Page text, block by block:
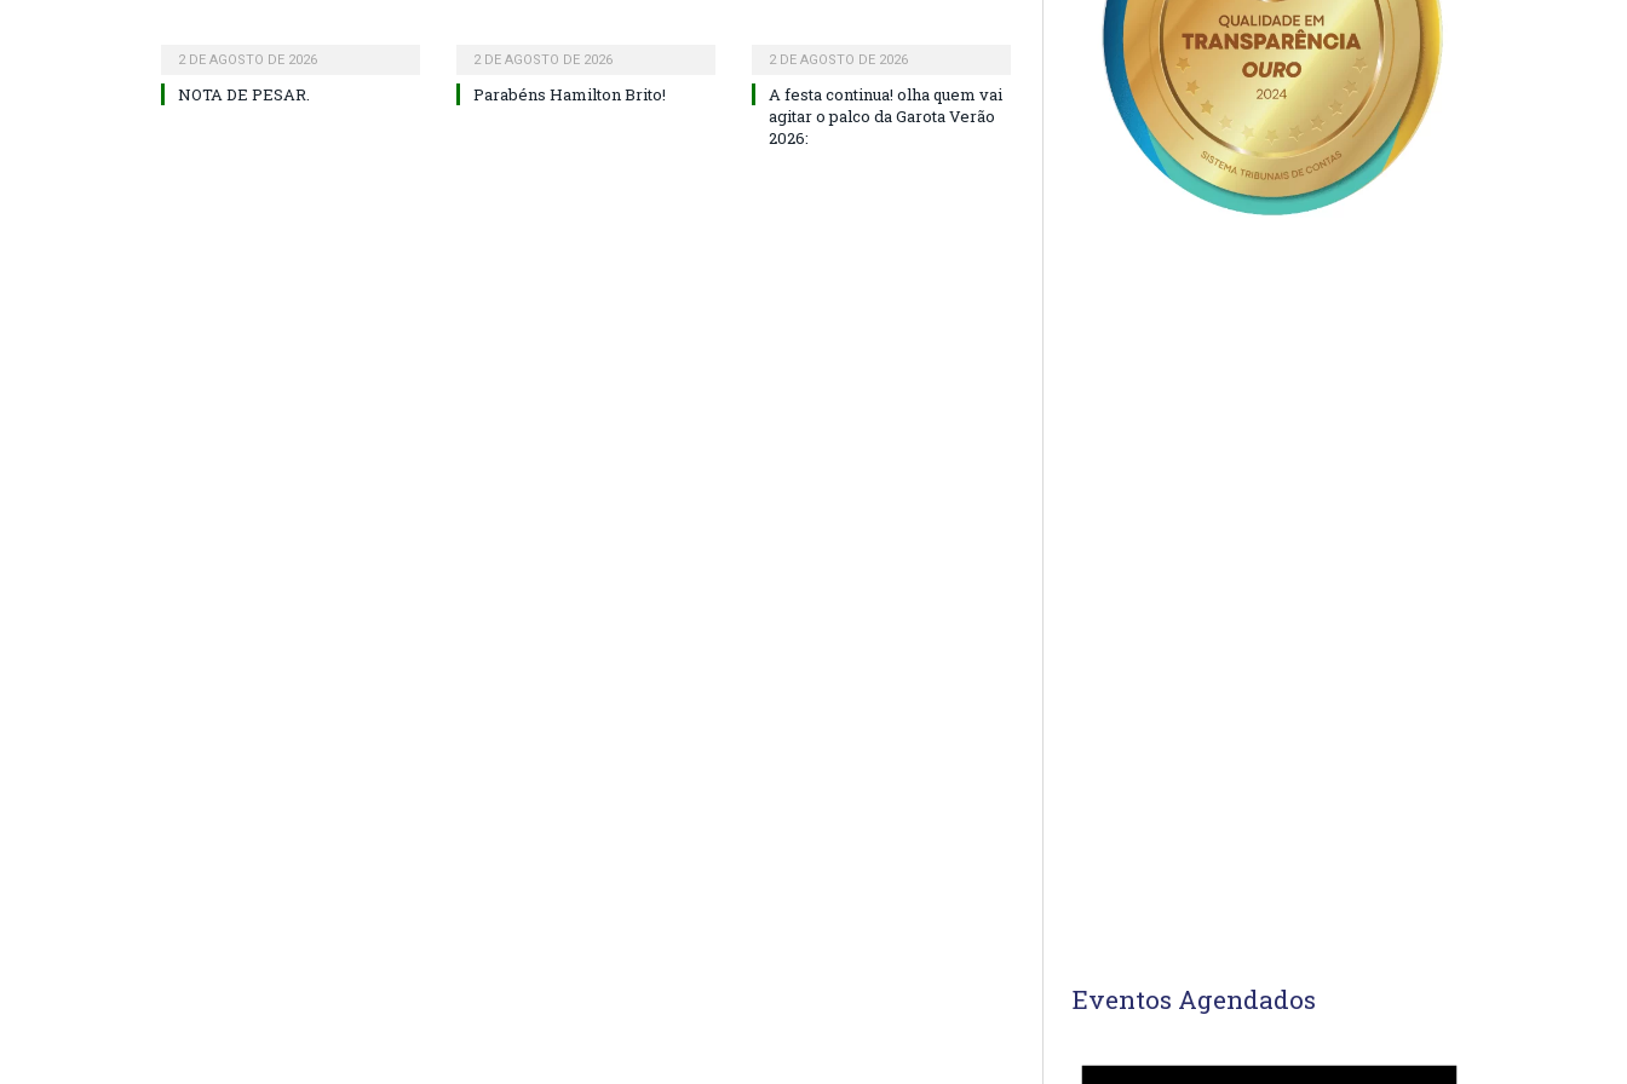
2 DE AGOSTO DE 2026
NOTA DE PESAR.
2 DE AGOSTO DE 2026
Parabéns Hamilton Brito!
2 DE AGOSTO DE 2026
A festa continua! olha quem vai
agitar o palco da Garota Verão
2026:
Eventos Agendados